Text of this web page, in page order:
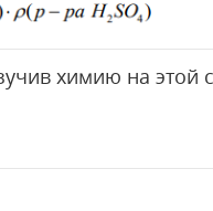
химию на этой